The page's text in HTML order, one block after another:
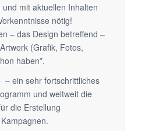
mit aktuellen Inhalten
nötig!
– das Design betreffend –
(Grafik, Fotos,
haben*.
– ein sehr fortschrittliches
und weltweit die
die Erstellung